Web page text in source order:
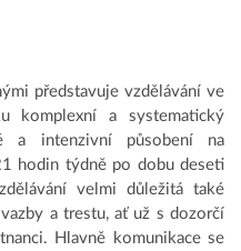
představuje vzdělávání ve
komplexní a systematický
a intenzivní působení na
hodin týdně po dobu deseti
velmi důležitá také
a trestu, ať už s dozorčí
Hlavně komunikace se